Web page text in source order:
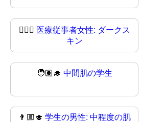
👩🏿‍⚕️ 医療従事者女性: ダークス
キン
🧑🏽‍🎓 中間肌の学生
👨🏼‍🎓 学生の男性: 中程度の肌